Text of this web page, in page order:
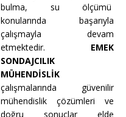
bulma, su ölçümü
konularında başarıyla
çalışmayla devam
etmektedir. EMEK
SONDAJCILIK
MÜHENDİSLİK
çalışmalarında güvenilir
mühendislik çözümleri ve
doğru sonuçlar elde